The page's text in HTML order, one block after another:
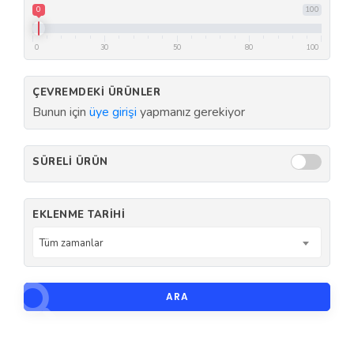
100
0
0 30 50 80 100
ÇEVREMDEKI ÜRÜNLER
Bunun için üye girişi yapmanız gerekiyor
SÜRELI ÜRÜN
EKLENME TARIHI
Tüm zamanlar
ARA